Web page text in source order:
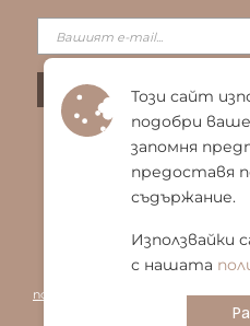
поверителност
Политика
Този сайт
подобри
запомня
предоставя
съдържание.
Използвайки
с нашата